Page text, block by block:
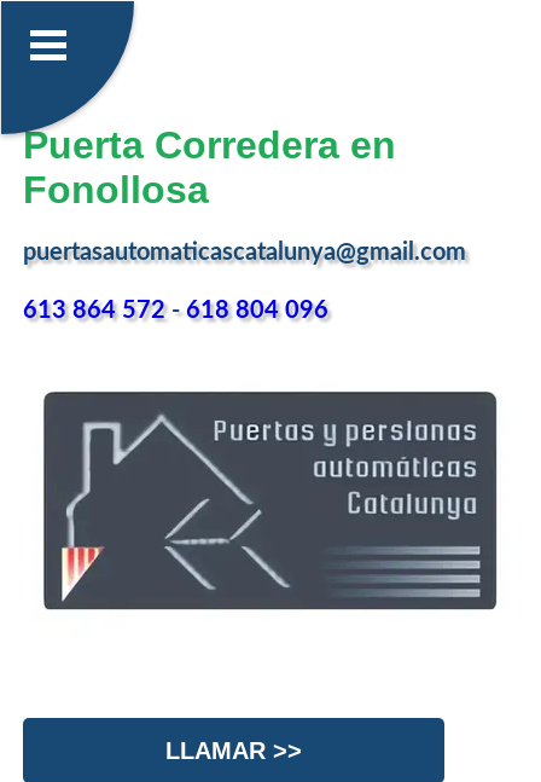
Puerta Corredera en
Fonollosa
puertasautomaticascatalunya@gmail.com
613 864 572-618 804 096
LLAMAR >>